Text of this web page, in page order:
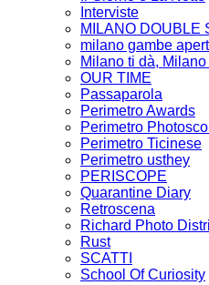
Interviste
MILANO DOUBLE
milano gambe
Milano ti dà,
OUR TIME
Passaparola
Perimetro Awards
Perimetro
Perimetro Ticinese
Perimetro usthey
PERISCOPE
Quarantine Diary
Retroscena
Richard Photo
Rust
SCATTI
School Of Curiosity